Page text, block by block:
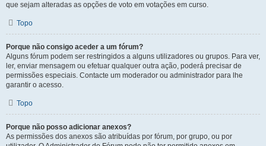
que sejam alteradas as opções de voto em votações em curso.
Topo
Porque não consigo aceder a um fórum?
Alguns fórum podem ser restringidos a alguns utilizadores ou grupos. Para ver,
ler, enviar mensagem ou efetuar qualquer outra ação, poderá precisar de
permissões especiais. Contacte um moderador ou administrador para lhe
garantir o acesso.
Topo
Porque não posso adicionar anexos?
As permissões dos anexos são atribuídas por fórum, por grupo, ou por